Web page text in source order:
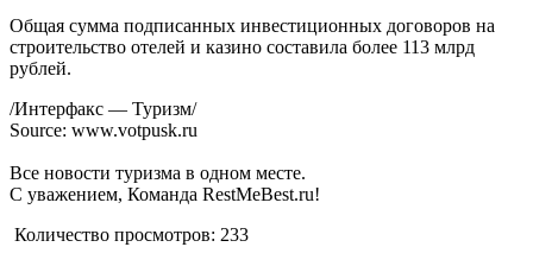
Общая сумма подписанных инвестиционных договоров на
строительство отелей и казино составила более 113 млрд
рублей.
/Интерфакс — Туризм/
Source: www.votpusk.ru
Все новости туризма в одном месте.
С уважением, Команда RestMeBest.ru!
Количество просмотров: 233